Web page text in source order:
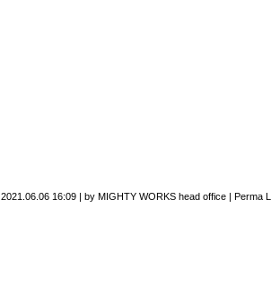
2021.06.06 16:09 | by MIGHTY WORKS head office | Perma